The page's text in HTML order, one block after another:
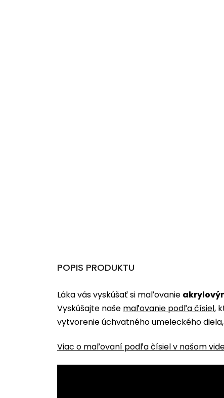
POPIS PRODUKTU
Láka vás vyskúšať si maľovanie
Vyskúšajte naše maľovanie podľa čísiel,
vytvorenie úchvatného umeleckého
Viac o maľovaní podľa čísiel v našom